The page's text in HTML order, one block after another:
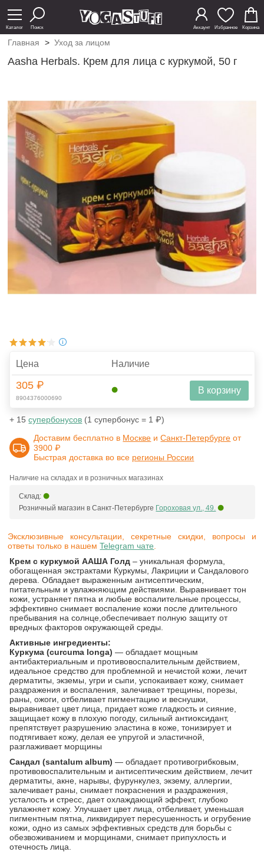
Каталог Поиск Аккаунт Избранное Корзина
Главная > Уход за лицом
Aasha Herbals. Крем для лица с куркумой, 50 г
Цена Наличие
305 ₽
8904376000690
В корзину
+ 15супербонусов (1 супербонус = 1 ₽)
Доставим бесплатно в Москве иСанкт-Петербурге от
3900 ₽
Быстрая доставка во все регионы России
Наличие на складах и в розничных магазинах
Склад:
Розничный магазин в Санкт-Петербурге Гороховая ул., 49.
Эксклюзивные консультации, секретные скидки, вопросы и
ответы только в нашемTelegram чате
Крем с куркумой ААША Голд – уникальная формула,
обогащенная экстрактами Куркумы, Лакриции и Сандалового
дерева. Обладает выраженным антисептическим,
питательным и увлажняющим действиями. Выравнивает тон
кожи, устраняет пятна и любые воспалительные процессы,
эффективно снимает воспаление кожи после длительного
пребывания на солнце,обеспечивает полную защиту от
вредных факторов окружающей среды.
Активные ингредиенты:
Куркума (curcuma longa) — обладает мощным
антибактериальным и противовоспалительным действием,
идеальное средство для проблемной и нечистой кожи, лечит
дерматиты, экземы, угри и сыпи, успокаивает кожу, снимает
раздражения и воспаления, залечивает трещины, порезы,
раны, ожоги, отбеливает пигментацию и веснушки,
выравнивает цвет лица, придает коже гладкость и сияние,
защищает кожу в плохую погоду, сильный антиоксидант,
препятствует разрушению эластина в коже, тонизирует и
подтягивает кожу, делая ее упругой и эластичной,
разглаживает морщины
Сандал (santalum album) — обладает противогрибковым,
противовоспалительным и антисептическим действием, лечит
дерматиты, акне, нарывы, фурункулез, экзему, аллергии,
залечивает раны, снимает покраснения и раздражения,
усталость и стресс, дает охлаждающий эффект, глубоко
увлажняет кожу. Улучшает цвет лица, отбеливает, уменьшая
пигментным пятна, ликвидирует пересушенность и огрубение
кожи, одно из самых эффективных средств для борьбы с
обезвоживанием и морщинами, снимает припухлость и
отечность лица.